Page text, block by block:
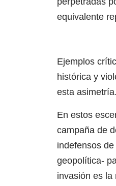
equivalente
Ejemplos
histórica y
esta asimetría.
En estos
campaña de
indefensos
geopolítica-
invasión es la